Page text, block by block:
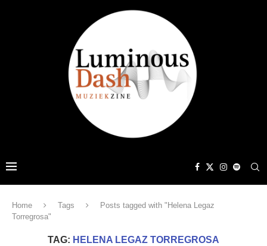
Home Tags
Posts tagged with "Helena Legaz
Torregrosa"
TAG: HELENA LEGAZ TORREGROSA